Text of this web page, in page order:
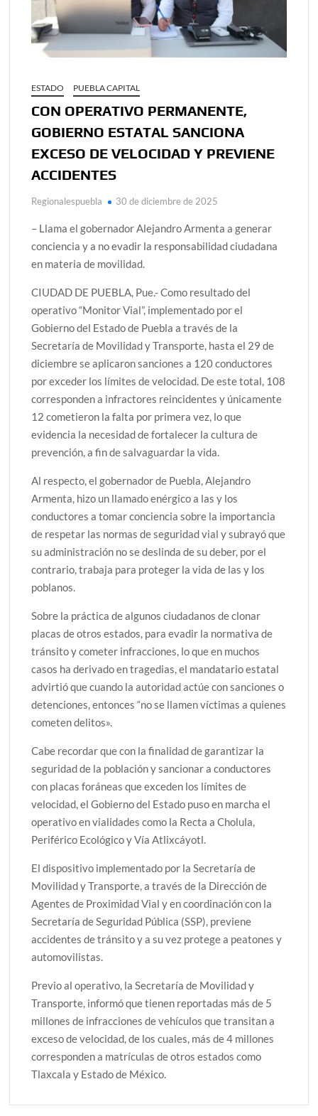
ESTADO PUEBLA CAPITAL
CON OPERATIVO PERMANENTE,
GOBIERNO ESTATAL SANCIONA
EXCESO DE VELOCIDAD Y PREVIENE
ACCIDENTES
Regionalespuebla 30 de diciembre de 2025
– Llama el gobernador Alejandro Armenta a generar
conciencia y a no evadir la responsabilidad ciudadana
en materia de movilidad.
CIUDAD DE PUEBLA, Pue.- Como resultado del
operativo “Monitor Vial”, implementado por el
Gobierno del Estado de Puebla a través de la
Secretaría de Movilidad y Transporte, hasta el 29 de
diciembre se aplicaron sanciones a 120 conductores
por exceder los límites de velocidad. De este total, 108
corresponden a infractores reincidentes y únicamente
12 cometieron la falta por primera vez, lo que
evidencia la necesidad de fortalecer la cultura de
prevención, a fin de salvaguardar la vida.
Al respecto, el gobernador de Puebla, Alejandro
Armenta, hizo un llamado enérgico a las y los
conductores a tomar conciencia sobre la importancia
de respetar las normas de seguridad vial y subrayó que
su administración no se deslinda de su deber, por el
contrario, trabaja para proteger la vida de las y los
poblanos.
Sobre la práctica de algunos ciudadanos de clonar
placas de otros estados, para evadir la normativa de
tránsito y cometer infracciones, lo que en muchos
casos ha derivado en tragedias, el mandatario estatal
advirtió que cuando la autoridad actúe con sanciones o
detenciones, entonces “no se llamen víctimas a quienes
cometen delitos».
Cabe recordar que con la finalidad de garantizar la
seguridad de la población y sancionar a conductores
con placas foráneas que exceden los límites de
velocidad, el Gobierno del Estado puso en marcha el
operativo en vialidades como la Recta a Cholula,
Periférico Ecológico y Vía Atlixcáyotl.
El dispositivo implementado por la Secretaría de
Movilidad y Transporte, a través de la Dirección de
Agentes de Proximidad Vial y en coordinación con la
Secretaría de Seguridad Pública (SSP), previene
accidentes de tránsito y a su vez protege a peatones y
automovilistas.
Previo al operativo, la Secretaría de Movilidad y
Transporte, informó que tienen reportadas más de 5
millones de infracciones de vehículos que transitan a
exceso de velocidad, de los cuales, más de 4 millones
corresponden a matrículas de otros estados como
Tlaxcala y Estado de México.